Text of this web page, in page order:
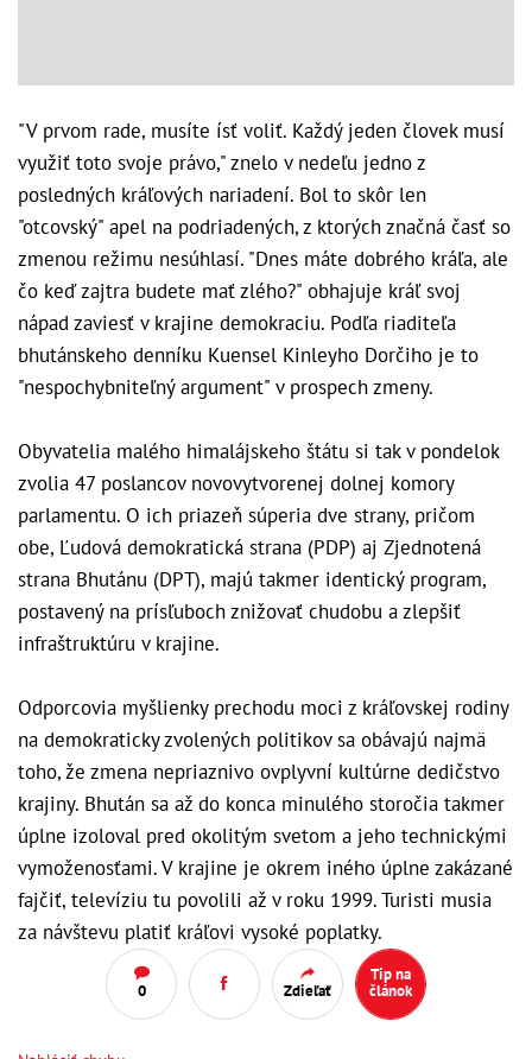
"V prvom rade, musíte ísť voliť. Každý jeden človek musí
využiť toto svoje právo," znelo v nedeľu jedno z
posledných kráľových nariadení. Bol to skôr len
"otcovský" apel na podriadených, z ktorých značná časť so
zmenou režimu nesúhlasí. "Dnes máte dobrého kráľa, ale
čo keď zajtra budete mať zlého?" obhajuje kráľ svoj
nápad zaviesť v krajine demokraciu. Podľa riaditeľa
bhutánskeho denníku Kuensel Kinleyho Dorčiho je to
"nespochybniteľný argument" v prospech zmeny.
Obyvatelia malého himalájskeho štátu si tak v pondelok
zvolia 47 poslancov novovytvorenej dolnej komory
parlamentu. O ich priazeň súperia dve strany, pričom
obe, Ľudová demokratická strana (PDP) aj Zjednotená
strana Bhutánu (DPT), majú takmer identický program,
postavený na prísľuboch znižovať chudobu a zlepšiť
infraštruktúru v krajine.
Odporcovia myšlienky prechodu moci z kráľovskej rodiny
na demokraticky zvolených politikov sa obávajú najmä
toho, že zmena nepriaznivo ovplyvní kultúrne dedičstvo
krajiny. Bhután sa až do konca minulého storočia takmer
úplne izoloval pred okolitým svetom a jeho technickými
vymoženosťami. V krajine je okrem iného úplne zakázané
fajčiť, televíziu tu povolili až v roku 1999. Turisti musia
za návštevu platiť kráľovi vysoké poplatky.
0 Zdieľať
Tip na
článok